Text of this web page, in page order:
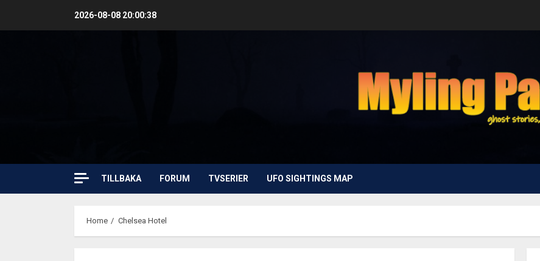
2026-08-08 20:00:38
TILLBAKA FORUM TVSERIER UFO SIGHTINGS MAP
Home Chelsea Hotel